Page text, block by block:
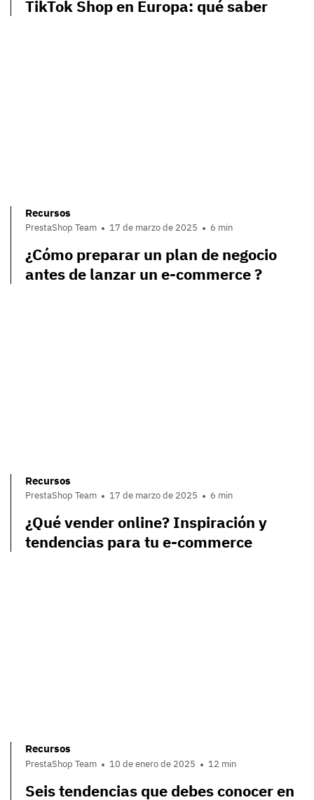
TikTok Shop en Europa: qué saber
Recursos
PrestaShop Team 17 de marzo de 2025 6 min
¿Cómo preparar un plan de negocio
antes de lanzar un e-commerce ?
Recursos
PrestaShop Team 17 de marzo de 2025 6 min
¿Qué vender online? Inspiración y
tendencias para tu e-commerce
Recursos
PrestaShop Team 10 de enero de 2025 12 min
Seis tendencias que debes conocer en